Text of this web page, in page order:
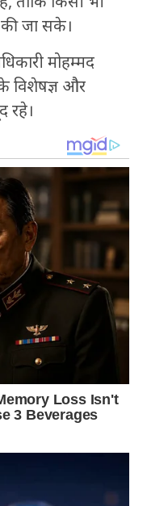
की जा सके।
मोहम्मद
विशेषज्ञ और
रहे।